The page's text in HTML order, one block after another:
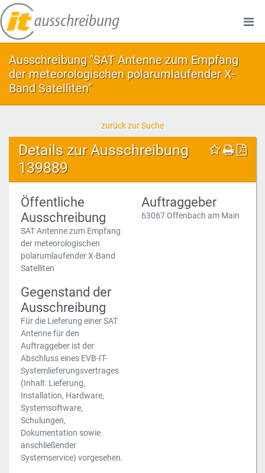
Ausschreibung "SAT Antenne zum Empfang
der meteorologischen polarumlaufender X-
Band Satelliten"
zurück zur Suche
Details zur Ausschreibung
139889
Öffentliche
Ausschreibung
SAT Antenne zum Empfang
der meteorologischen
polarumlaufender X-Band
Satelliten
Gegenstand der
Ausschreibung
Für die Lieferung einer SAT
Antenne für den
Auftraggeber ist der
Abschluss eines EVB-IT-
Systemlieferungsvertrages
(Inhalt: Lieferung,
Installation, Hardware,
Systemsoftware,
Schulungen,
Dokumentation sowie
anschließender
Systemservice) vorgesehen.
Auftraggeber
63067 Offenbach am Main